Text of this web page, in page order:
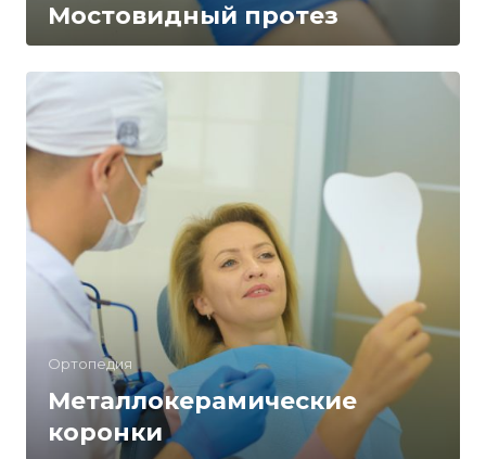
Мостовидный протез
Ортопедия
Металлокерамические
коронки